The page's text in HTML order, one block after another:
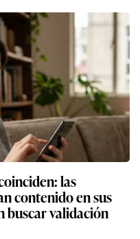
las
contenido en sus
buscar validación